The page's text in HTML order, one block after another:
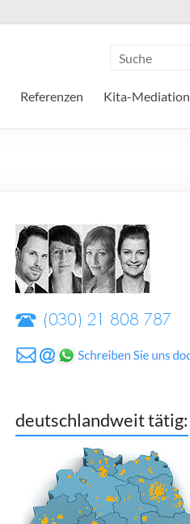
Referenzen Kita-Mediation
deutschlandweit tätig: